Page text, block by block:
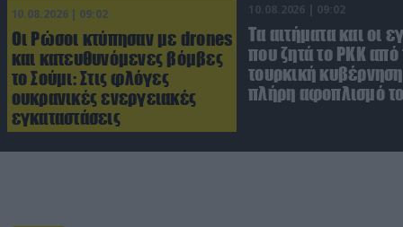
10.08.2026 | 09:02
Οι Ρώσοι κτύπησαν με drones
και κατευθυνόμενες βόμβες
το Σούμι: Στις φλόγες
ουκρανικές ενεργειακές
εγκαταστάσεις
10.08.2026 | 09:02
Τα αιτήματα και οι
που ζητά το PKK από
τουρκική
πλήρη αφοπλισμό